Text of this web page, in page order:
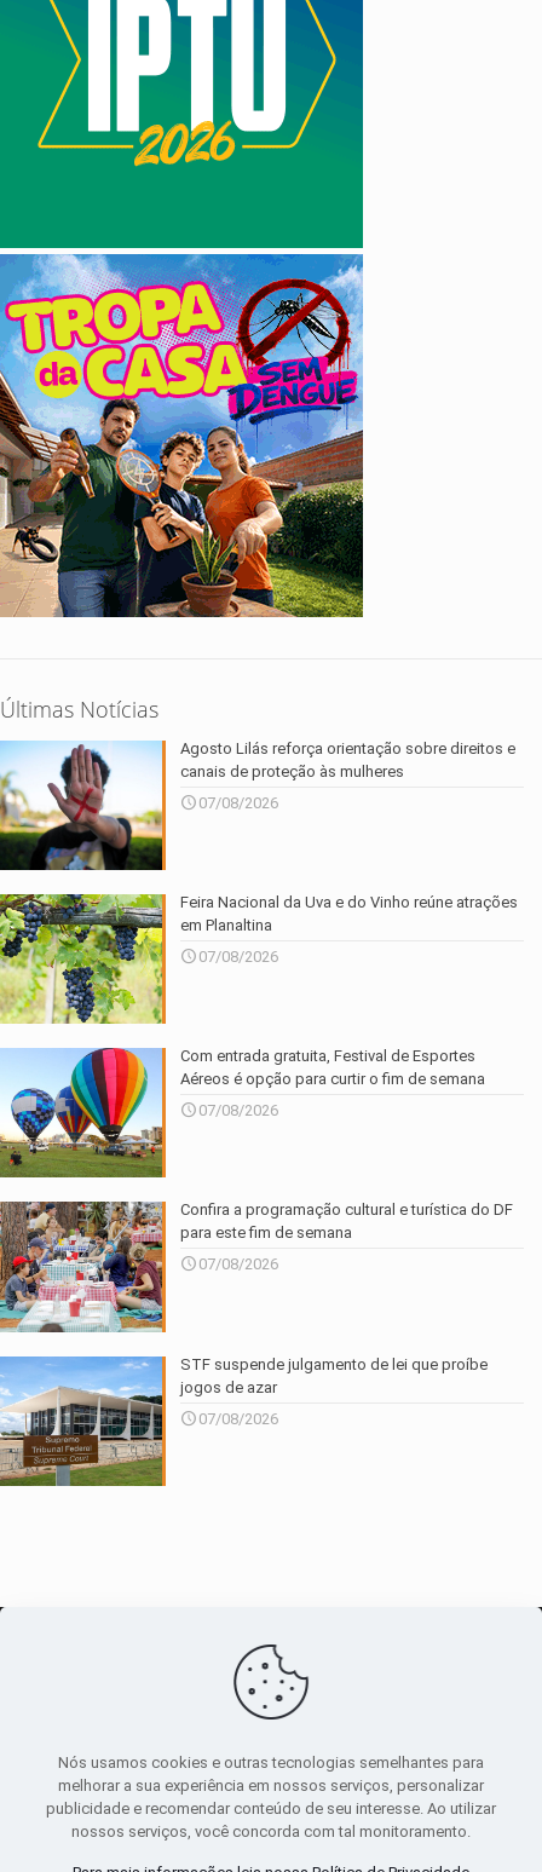
Últimas Notícias
Agosto Lilás reforça orientação sobre direitos e
canais de proteção às mulheres
07/08/2026
Feira Nacional da Uva e do Vinho reúne atrações
em Planaltina
07/08/2026
Com entrada gratuita, Festival de Esportes
Aéreos é opção para curtir o fim de semana
07/08/2026
Confira a programação cultural e turística do DF
para este fim de semana
07/08/2026
STF suspende julgamento de lei que proíbe
jogos de azar
07/08/2026
canal de notícias
Sobre|Política Privacidade|Termos de uso
Nós usamos cookies e outras tecnologias semelhantes para
melhorar a sua experiência em nossos serviços, personalizar
publicidade e recomendar conteúdo de seu interesse. Ao utilizar
nossos serviços, você concorda com tal monitoramento.